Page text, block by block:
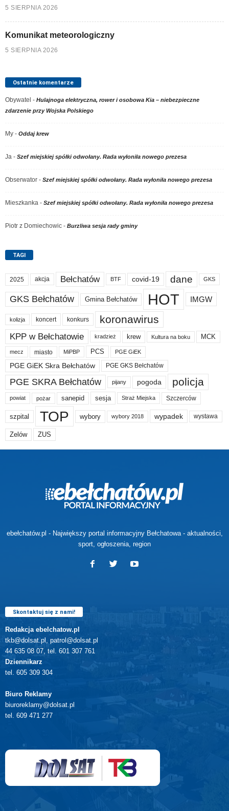
5 SIERPNIA 2026
Komunikat meteorologiczny
5 SIERPNIA 2026
Ostatnie komentarze
Obywatel - Hulajnoga elektryczna, rower i osobowa Kia – niebezpieczne
zdarzenie przy Wojska Polskiego
My - Oddaj krew
Ja - Szef miejskiej spółki odwołany. Rada wyłoniła nowego prezesa
Obserwator - Szef miejskiej spółki odwołany. Rada wyłoniła nowego prezesa
Mieszkanka - Szef miejskiej spółki odwołany. Rada wyłoniła nowego prezesa
Piotr z Domiechowic - Burzliwa sesja rady gminy
TAGI
2025 akcja Bełchatów BTF covid-19 dane GKS
GKS Bełchatów Gmina Bełchatów HOT IMGW
kolizja koncert konkurs koronawirus
KPP w Bełchatowie kradzież krew Kultura na boku MCK
mecz miasto MiPBP PCS PGE GiEK
PGE GiEK Skra Bełchatów PGE GKS Bełchatów
PGE SKRA Bełchatów pijany pogoda policja
powiat pożar sanepid sesja Straż Miejska Szczerców
szpital TOP wybory wybory 2018 wypadek wystawa
Zelów ZUS
ebełchatów.pl - Największy portal informacyjny Bełchatowa - aktualności,
sport, ogłoszenia, region
Skontaktuj się z nami!
Redakcja ebelchatow.pl
tkb@dolsat.pl, patrol@dolsat.pl
44 635 08 07, tel. 601 307 761
Dziennikarz
tel. 605 309 304
Biuro Reklamy
biuroreklamy@dolsat.pl
tel. 609 471 277